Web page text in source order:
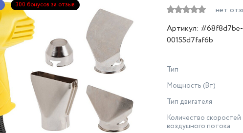
300 бонусов за отзыв
нет
Артикул: #68f8d7be-
00155d7faf6b
Тип
Мощность (Вт)
Тип двигателя
Количество скоростей
воздушного потока